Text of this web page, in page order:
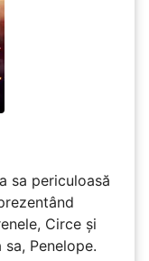
sa periculoasă
Circe și
Penelope.